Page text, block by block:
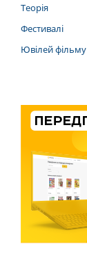
Теорія
Фестивалі
Ювілей фільму